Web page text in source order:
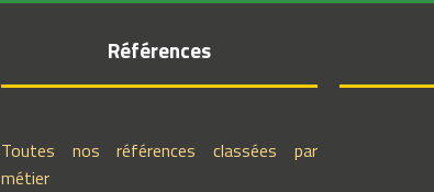
Références
Toutes nos références classées par
métier